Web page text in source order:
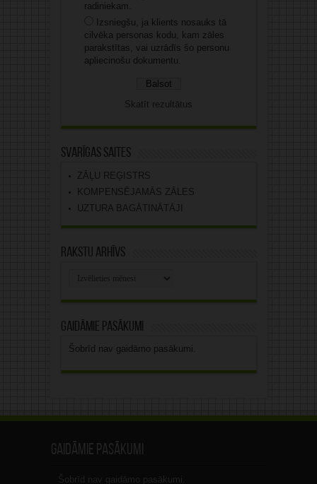
radiniekam.
Izsniegšu, ja klients nosauks tā
cilvēka personas kodu, kam zāles
parakstītas, vai uzrādīs šo personu
apliecinošu dokumentu.
Skatīt rezultātus
Svarīgas saites
ZĀĻU REĢISTRS
KOMPENSĒJAMĀS ZĀLES
UZTURA BAGĀTINĀTĀJI
Rakstu arhīvs
Gaidāmie pasākumi
Šobrīd nav gaidāmo pasākumi.
Gaidāmie pasākumi
Šobrīd nav gaidāmo pasākumi.